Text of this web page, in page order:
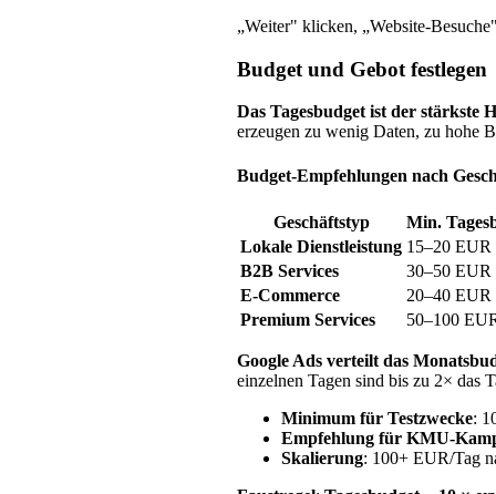
„Weiter" klicken, „Website-
Budget und Gebot festlegen
Das Tagesbudget ist der stärkste
erzeugen zu wenig Daten, zu hohe
Budget-Empfehlungen nach
Geschäftstyp
Min.
Lokale Dienstleistung 15–20 EUR
B2B Services
30–50 EUR
E-Commerce
20–40 EUR
Premium Services
50–100
Google Ads verteilt das
einzelnen Tagen sind bis zu 2× das
Minimum für Testzwecke:
Empfehlung für KMU-
Skalierung: 100+ EUR/Tag